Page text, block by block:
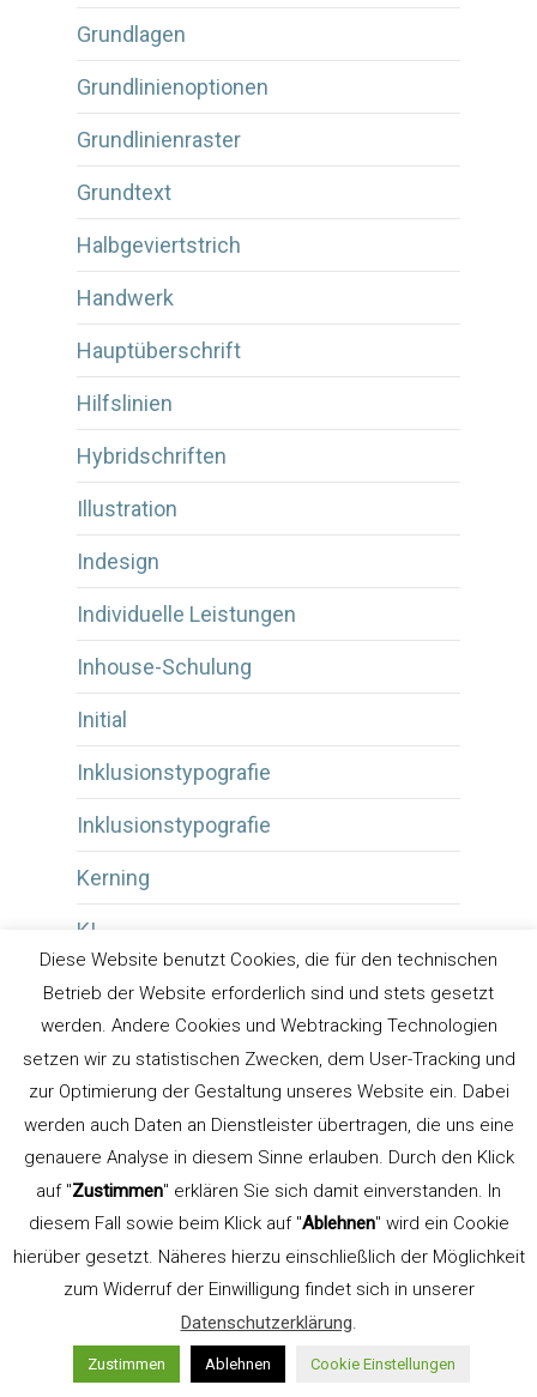
Grundlagen
Grundlinienoptionen
Grundlinienraster
Grundtext
Halbgeviertstrich
Handwerk
Hauptüberschrift
Hilfslinien
Hybridschriften
Illustration
Indesign
Individuelle Leistungen
Inhouse-Schulung
Initial
Inklusionstypografie
Inklusionstypografie
Kerning
KI
Kolumnentitel
Kommunikationsdesign
Kompromisstypografie
Koppelstrich
Kreativmagazin
Künstliche Intelligenz
Laufweite
Diese Website benutzt Cookies, die für den technischen
Betrieb der Website erforderlich sind und stets gesetzt
werden. Andere Cookies und Webtracking Technologien
setzen wir zu statistischen Zwecken, dem User-Tracking und
zur Optimierung der Gestaltung unseres Website ein. Dabei
werden auch Daten an Dienstleister übertragen, die uns eine
genauere Analyse in diesem Sinne erlauben. Durch den Klick
auf "Zustimmen" erklären Sie sich damit einverstanden. In
diesem Fall sowie beim Klick auf "Ablehnen" wird ein Cookie
hierüber gesetzt. Näheres hierzu einschließlich der Möglichkeit
zum Widerruf der Einwilligung findet sich in unserer
Datenschutzerklärung.
Zustimmen Ablehnen Cookie Einstellungen